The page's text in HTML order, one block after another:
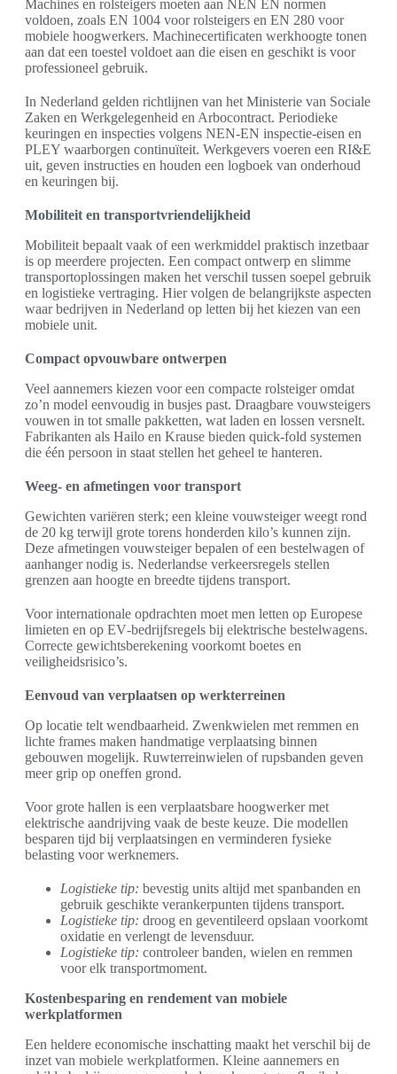
Machines en rolsteigers moeten aan NEN EN normen
voldoen, zoals EN 1004 voor rolsteigers en EN 280 voor
mobiele hoogwerkers. Machinecertificaten werkhoogte tonen
aan dat een toestel voldoet aan die eisen en geschikt is voor
professioneel gebruik.
In Nederland gelden richtlijnen van het Ministerie van Sociale
Zaken en Werkgelegenheid en Arbocontract. Periodieke
keuringen en inspecties volgens NEN-EN inspectie-eisen en
PLEY waarborgen continuïteit. Werkgevers voeren een RI&E
uit, geven instructies en houden een logboek van onderhoud
en keuringen bij.
Mobiliteit en transportvriendelijkheid
Mobiliteit bepaalt vaak of een werkmiddel praktisch inzetbaar
is op meerdere projecten. Een compact ontwerp en slimme
transportoplossingen maken het verschil tussen soepel gebruik
en logistieke vertraging. Hier volgen de belangrijkste aspecten
waar bedrijven in Nederland op letten bij het kiezen van een
mobiele unit.
Compact opvouwbare ontwerpen
Veel aannemers kiezen voor een compacte rolsteiger omdat
zo’n model eenvoudig in busjes past. Draagbare vouwsteigers
vouwen in tot smalle pakketten, wat laden en lossen versnelt.
Fabrikanten als Hailo en Krause bieden quick‑fold systemen
die één persoon in staat stellen het geheel te hanteren.
Weeg- en afmetingen voor transport
Gewichten variëren sterk; een kleine vouwsteiger weegt rond
de 20 kg terwijl grote torens honderden kilo’s kunnen zijn.
Deze afmetingen vouwsteiger bepalen of een bestelwagen of
aanhanger nodig is. Nederlandse verkeersregels stellen
grenzen aan hoogte en breedte tijdens transport.
Voor internationale opdrachten moet men letten op Europese
limieten en op EV‑bedrijfsregels bij elektrische bestelwagens.
Correcte gewichtsberekening voorkomt boetes en
veiligheidsrisico’s.
Eenvoud van verplaatsen op werkterreinen
Op locatie telt wendbaarheid. Zwenkwielen met remmen en
lichte frames maken handmatige verplaatsing binnen
gebouwen mogelijk. Ruwterreinwielen of rupsbanden geven
meer grip op oneffen grond.
Voor grote hallen is een verplaatsbare hoogwerker met
elektrische aandrijving vaak de beste keuze. Die modellen
besparen tijd bij verplaatsingen en verminderen fysieke
belasting voor werknemers.
Logistieke tip: bevestig units altijd met spanbanden en
gebruik geschikte verankerpunten tijdens transport.
Logistieke tip: droog en geventileerd opslaan voorkomt
oxidatie en verlengt de levensduur.
Logistieke tip: controleer banden, wielen en remmen
voor elk transportmoment.
Kostenbesparing en rendement van mobiele
werkplatformen
Een heldere economische inschatting maakt het verschil bij de
inzet van mobiele werkplatformen. Kleine aannemers en